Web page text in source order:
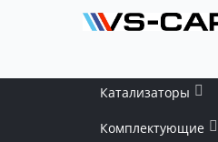
Катализаторы
Комплектующие